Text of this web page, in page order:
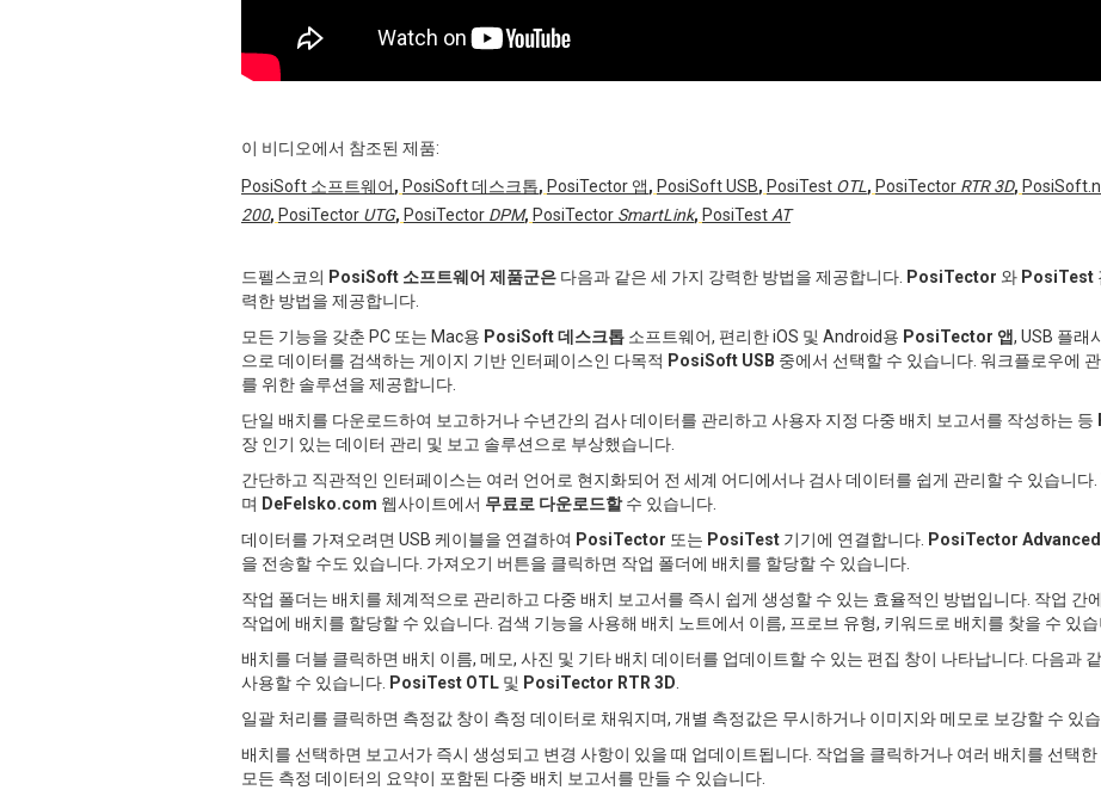
이 비디오에서 참조된 제품:
PosiSoft 소프트웨어, PosiSoft 데스크톱, PosiTector 앱, PosiSoft USB, PosiTest OTL, PosiTector RTR 3D,
200, PosiTector UTG, PosiTector DPM, PosiTector SmartLink, PosiTestAT
드펠스코의 PosiSoft 소프트웨어 제품군은 다음과 같은 세 가지 강력한 방법을 제공합니다. PosiTector 와 PosiTest
력한 방법을 제공합니다.
모든 기능을 갖춘 PC 또는 Mac용 PosiSoft 데스크톱 소프트웨어, 편리한 iOS 및 Android용 PosiTector 앱, USB 플래
으로 데이터를 검색하는 게이지 기반 인터페이스인 다목적 PosiSoft USB 중에서 선택할 수 있습니다. 워크플로우에
를 위한 솔루션을 제공합니다.
단일 배치를 다운로드하여 보고하거나 수년간의 검사 데이터를 관리하고 사용자 지정 다중 배치 보고서를 작성하는 등
장 인기 있는 데이터 관리 및 보고 솔루션으로 부상했습니다.
간단하고 직관적인 인터페이스는 여러 언어로 현지화되어 전 세계 어디에서나 검사 데이터를 쉽게 관리할 수 있습니다
며 DeFelsko.com 웹사이트에서 무료로 다운로드할수 있습니다.
데이터를 가져오려면 USB 케이블을 연결하여 PosiTector 또는 PosiTest 기기에 연결합니다. PosiTector Advanced
을 전송할 수도 있습니다. 가져오기 버튼을 클릭하면 작업 폴더에 배치를 할당할 수 있습니다.
작업 폴더는 배치를 체계적으로 관리하고 다중 배치 보고서를 즉시 쉽게 생성할 수 있는 효율적인 방법입니다. 작업 간
작업에 배치를 할당할 수 있습니다. 검색 기능을 사용해 배치 노트에서 이름, 프로브 유형, 키워드로 배치를 찾을 수 있습
배치를 더블 클릭하면 배치 이름, 메모, 사진 및 기타 배치 데이터를 업데이트할 수 있는 편집 창이 나타납니다. 다음과
사용할 수 있습니다. PosiTest OTL 및 PosiTector RTR 3D.
일괄 처리를 클릭하면 측정값 창이 측정 데이터로 채워지며, 개별 측정값은 무시하거나 이미지와 메모로 보강할 수 있
배치를 선택하면 보고서가 즉시 생성되고 변경 사항이 있을 때 업데이트됩니다. 작업을 클릭하거나 여러 배치를 선택
모든 측정 데이터의 요약이 포함된 다중 배치 보고서를 만들 수 있습니다.